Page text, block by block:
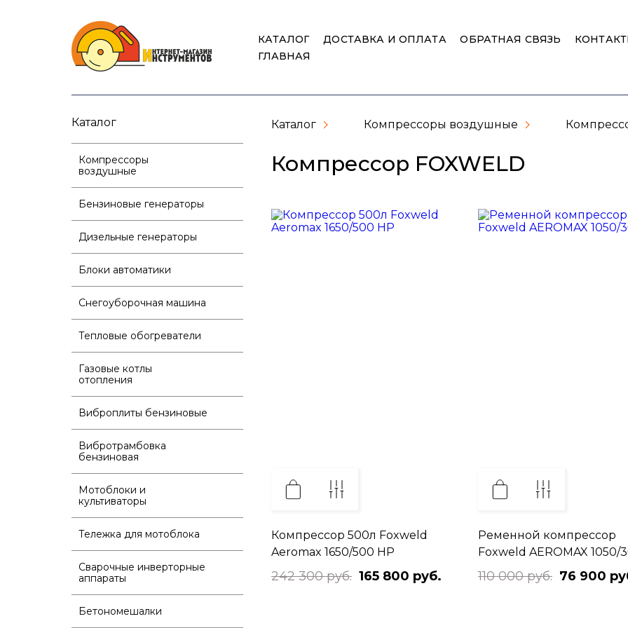
КАТАЛОГ ДОСТАВКА И ОПЛАТА ОБРАТНАЯ СВЯЗЬ
ГЛАВНАЯ
Каталог
Компрессоры
воздушные
Бензиновые генераторы
Дизельные генераторы
Блоки автоматики
Снегоуборочная машина
Тепловые обогреватели
Газовые котлы
отопления
Виброплиты бензиновые
Вибротрамбовка
бензиновая
Мотоблоки и
культиваторы
Тележка для мотоблока
Сварочные инверторные
аппараты
Бетономешалки
Каталог Компрессоры воздушные
Компрессор FOXWELD
Компрессор 500л Foxweld
Aeromax 1650/500 HP
242 300 руб. 165 800 руб.
Ременной компрессор
Foxweld AEROMAX 1050/
110 000 руб. 76 900